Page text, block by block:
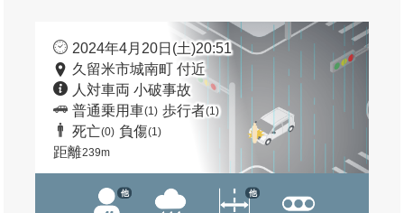
2024年4月20日(土)20:51
久留米市城南町 付近
人対車両 小破事故
普通乗用車(1) 歩行者(1)
死亡(0) 負傷(1)
距離239m
他 他